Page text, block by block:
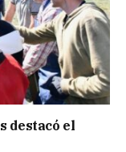
destacó el